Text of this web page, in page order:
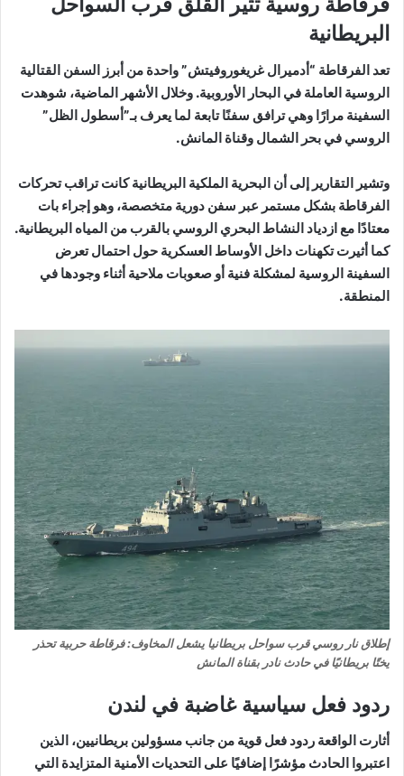
البريطانية
تعد الفرقاطة “أدميرال غريغوروفيتش” واحدة من أبرز السفن القتالية
الروسية العاملة في البحار الأوروبية. وخلال الأشهر الماضية، شوهدت
السفينة مرارًا وهي ترافق سفنًا تابعة لما يعرف بـ”أسطول الظل”
الروسي في بحر الشمال وقناة المانش.
وتشير التقارير إلى أن البحرية الملكية البريطانية كانت تراقب تحركات
الفرقاطة بشكل مستمر عبر سفن دورية متخصصة، وهو إجراء بات
معتادًا مع ازدياد النشاط البحري الروسي بالقرب من المياه البريطانية.
كما أثيرت تكهنات داخل الأوساط العسكرية حول احتمال تعرض
السفينة الروسية لمشكلة فنية أو صعوبات ملاحية أثناء وجودها في
المنطقة.
إطلاق نار روسي قرب سواحل بريطانيا يشعل المخاوف: فرقاطة حربية تحذر
يختًا بريطانيًا في حادث نادر بقناة المانش
ردود فعل سياسية غاضبة في لندن
أثارت الواقعة ردود فعل قوية من جانب مسؤولين بريطانيين، الذين
اعتبروا الحادث مؤشرًا إضافيًا على التحديات الأمنية المتزايدة التي